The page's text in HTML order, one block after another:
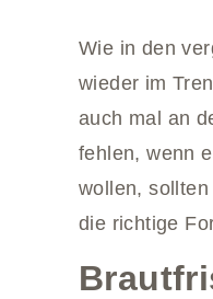
Wie in den
wieder im
auch mal an
fehlen, wenn
wollen,
die richtige